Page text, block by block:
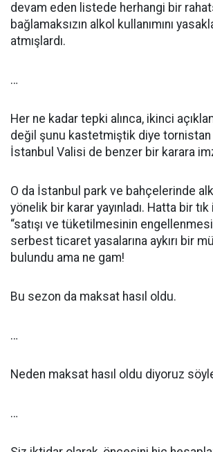
devam eden listede herhangi bir
bağlamaksızın alkol kullanımını
atmışlardı.
…
Her ne kadar tepki alınca, ikinci
değil şunu kastetmiştik diye tornistan
İstanbul Valisi de benzer bir karara
O da İstanbul park ve bahçelerinde
yönelik bir karar yayınladı. Hatta bir
“satışı ve tüketilmesinin
serbest ticaret yasalarına aykırı bir
bulundu ama ne gam!
Bu sezon da maksat hasıl oldu.
…
Neden maksat hasıl oldu diyoruz
…